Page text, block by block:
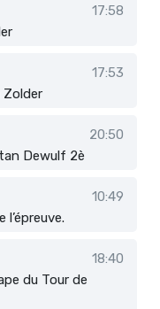
17:58
17:53
Zolder
20:50
Dewulf 2è
10:49
18:40
du Tour de